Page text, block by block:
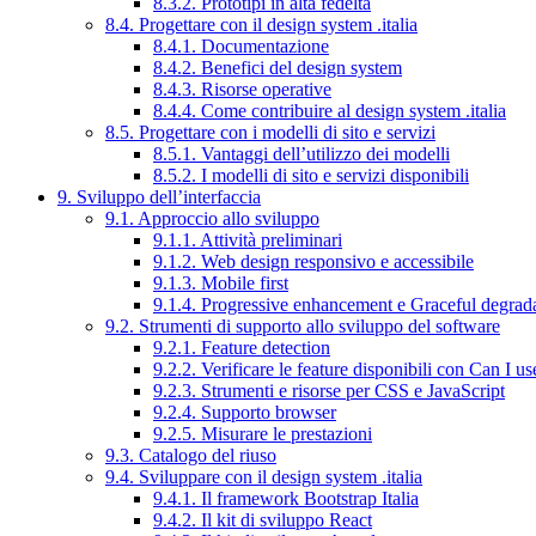
8.4. Progettare con il design system .italia
8.4.1. Documentazione
8.4.2. Benefici del design system
8.4.3. Risorse operative
8.4.4. Come contribuire al design system .italia
8.5. Progettare con i modelli di sito e servizi
8.5.1. Vantaggi dell’utilizzo dei modelli
8.5.2. I modelli di sito e servizi disponibili
9. Sviluppo dell’interfaccia
9.1. Approccio allo sviluppo
9.1.1. Attività preliminari
9.1.2. Web design responsivo e accessibile
9.1.3. Mobile first
9.1.4. Progressive enhancement e Graceful
9.2. Strumenti di supporto allo sviluppo del software
9.2.1. Feature detection
9.2.2. Verificare le feature disponibili con Can I
9.2.3. Strumenti e risorse per CSS e JavaScript
9.2.4. Supporto browser
9.2.5. Misurare le prestazioni
9.3. Catalogo del riuso
9.4. Sviluppare con il design system .italia
9.4.1. Il framework Bootstrap Italia
9.4.2. Il kit di sviluppo React